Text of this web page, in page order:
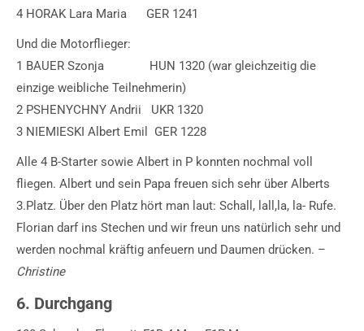
4 HORAK Lara Maria GER 1241
Und die Motorflieger:
1 BAUER Szonja HUN 1320 (war gleichzeitig die
einzige weibliche Teilnehmerin)
2 PSHENYCHNY Andrii UKR 1320
3 NIEMIESKI Albert Emil GER 1228
Alle 4 B-Starter sowie Albert in P konnten nochmal voll
fliegen. Albert und sein Papa freuen sich sehr über Alberts
3.Platz. Über den Platz hört man laut: Schall, lall,la, la- Rufe.
Florian darf ins Stechen und wir freun uns natürlich sehr und
werden nochmal kräftig anfeuern und Daumen drücken. –
Christine
6. Durchgang